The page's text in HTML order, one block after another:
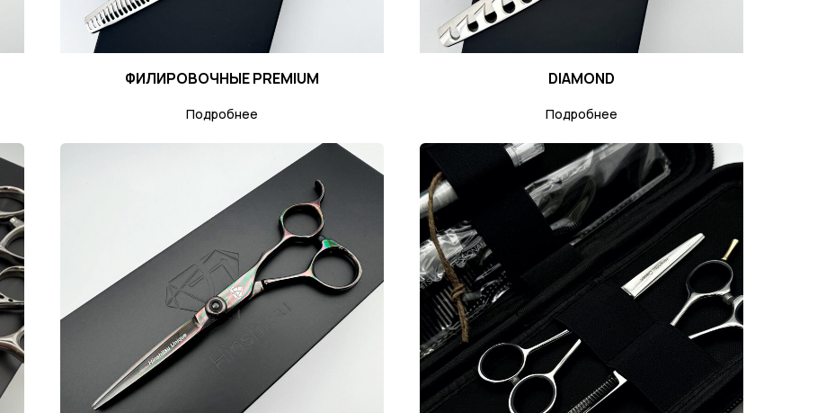
ФИЛИРОВОЧНЫЕ PREMIUM
Подробнее
DIAMOND
Подробнее